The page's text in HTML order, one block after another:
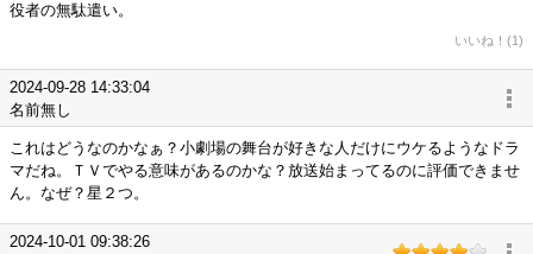
役者の無駄遣い。
いいね！(1)
2024-09-28 14:33:04
名前無し
これはどうなのかなぁ？小劇場の舞台が好きな人だけにウケるようなドラ
マだね。ＴＶでやる意味があるのかな？放送始まってるのに評価できませ
ん。なぜ？星２つ。
2024-10-01 09:38:26